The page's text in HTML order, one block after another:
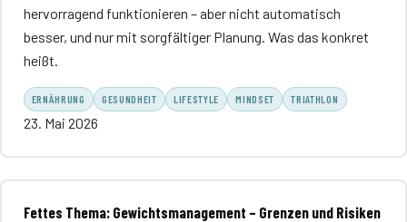
hervorragend funktionieren – aber nicht automatisch
besser, und nur mit sorgfältiger Planung. Was das konkret
heißt.
ERNÄHRUNG GESUNDHEIT LIFESTYLE MINDSET TRIATHLON
23. Mai 2026
Fettes Thema: Gewichtsmanagement – Grenzen und Risiken